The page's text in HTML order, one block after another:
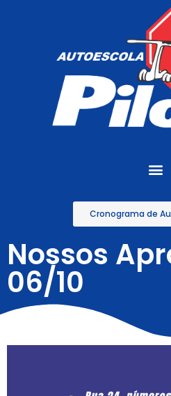
Cronograma de
Nossos
06/10